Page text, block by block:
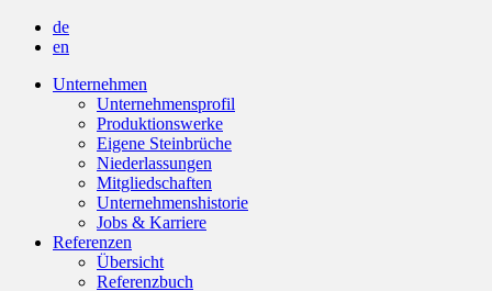
de
en
Unternehmen
Unternehmensprofil
Produktionswerke
Eigene Steinbrüche
Niederlassungen
Mitgliedschaften
Unternehmenshistorie
Jobs & Karriere
Referenzen
Übersicht
Referenzbuch